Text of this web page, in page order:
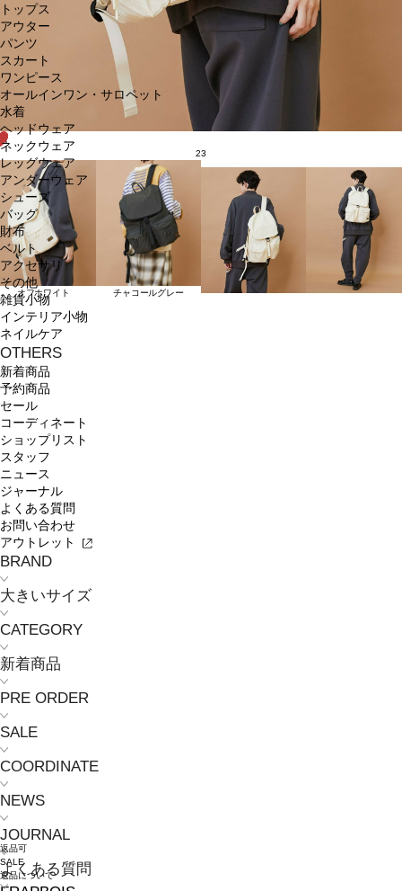
トップス
アウター
パンツ
スカート
ワンピース
オールインワン・サロペット
水着
ヘッドウェア
ネックウェア
レッグウェア
アンダーウェア
シューズ
バッグ
財布
ベルト
アクセサリ
その他
雑貨小物
インテリア小物
ネイルケア
OTHERS
新着商品
予約商品
セール
コーディネート
ショップリスト
スタッフ
ニュース
ジャーナル
よくある質問
お問い合わせ
アウトレット
BRAND
大きいサイズ
CATEGORY
新着商品
PRE ORDER
SALE
COORDINATE
NEWS
JOURNAL
よくある質問
23
オフホワイト チャコールグレー
返品可
SALE
返品について